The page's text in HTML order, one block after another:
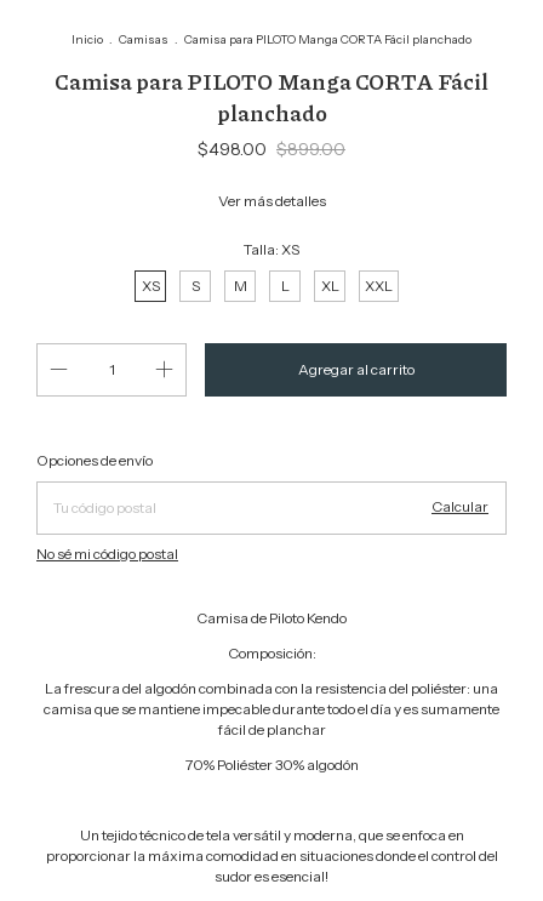
Inicio . Camisas . Camisa para PILOTO Manga CORTA Fácil planchado
Camisa para PILOTO Manga CORTA Fácil
planchado
$498.00 $899.00
Ver más detalles
Talla: XS
XS
S M L XL XXL
Entregas para el CP:
Opciones de envío
Calcular
No sé mi código postal
Camisa de Piloto Kendo
Composición:
La frescura del algodón combinada con la resistencia del poliéster: una
camisa que se mantiene impecable durante todo el día y es sumamente
fácil de planchar
70% Poliéster 30% algodón
Un tejido técnico de tela versátil y moderna, que se enfoca en
proporcionar la máxima comodidad en situaciones donde el control del
sudor es esencial!